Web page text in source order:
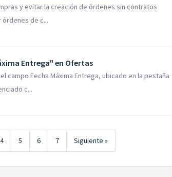
y evitar la creación de órdenes sin contratos
órdenes de c...
Entrega" en Ofertas
campo Fecha Máxima Entrega, ubicado en la pestaña
c...
4 5 6 7 Siguiente »